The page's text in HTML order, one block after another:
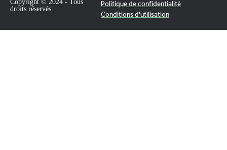
Copyright © 2024 - Tous
droits réservés
Politique de confidentialité
Conditions d'utilisation